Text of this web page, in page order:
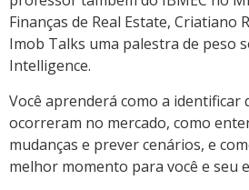
Finanças de Real Estate, Criatiano
Imob Talks uma palestra de peso
Intelligence.
Você aprenderá como a identificar
ocorreram no mercado, como
mudanças e prever cenários, e
melhor momento para você e seu